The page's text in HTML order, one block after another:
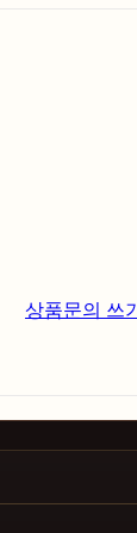
상품문의 쓰기